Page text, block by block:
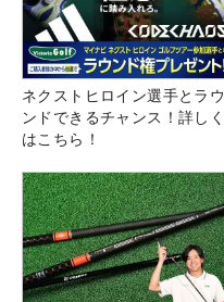
ネクストヒロイン選手とラウ
ンドできるチャンス！詳しく
はこちら！